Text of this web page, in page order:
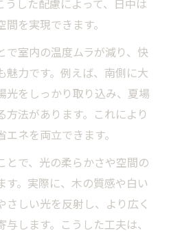
技術で叶える明るい住ま
自然素材と光のベストバ
まれる季節ごとの明るさ
い自然光の取り入れポイ
した配慮によって、日中は
を実現できます。
で室内の温度ムラが減り、快
魅力です。例えば、南側に大
光をしっかり取り込み、夏場
法があります。これにより
ネを両立できます。
とで、光の柔らかさや空間の
す。実際に、木の質感や白い
しい光を反射し、より広く
します。こうした工夫は、